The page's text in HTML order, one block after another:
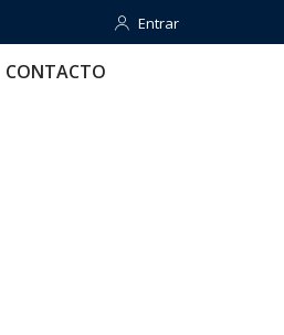
Entrar
Entrar
CONTACTO